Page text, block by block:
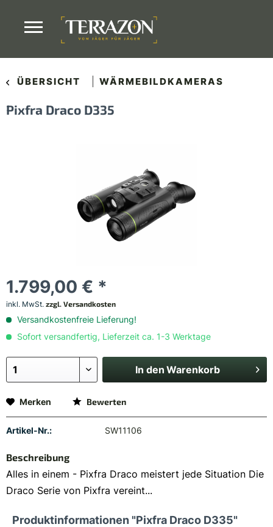
ÜBERSICHT WÄRMEBILDKAMERAS
Pixfra Draco D335
1.799,00 € *
inkl. MwSt. zzgl. Versandkosten
Versandkostenfreie Lieferung!
Sofort versandfertig, Lieferzeit ca. 1-3 Werktage
In den Warenkorb
Merken Bewerten
Artikel-Nr.: SW11106
Beschreibung
Alles in einem - Pixfra Draco meistert jede Situation Die
Draco Serie von Pixfra vereint...
Produktinformationen "Pixfra Draco D335"